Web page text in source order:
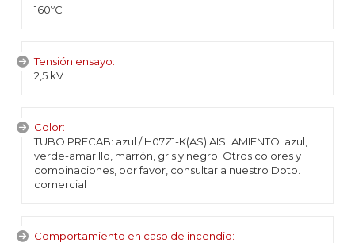
160ºC
Tensión ensayo:
2,5 kV
Color:
TUBO PRECAB: azul / H07Z1-K(AS) AISLAMIENTO: azul,
verde-amarillo, marrón, gris y negro. Otros colores y
combinaciones, por favor, consultar a nuestro Dpto.
comercial
Comportamiento en caso de incendio: